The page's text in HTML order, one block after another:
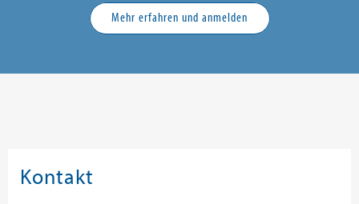
Mehr erfahren und anmelden
Kontakt